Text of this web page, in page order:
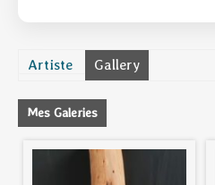
Artiste Gallery
Mes Galeries